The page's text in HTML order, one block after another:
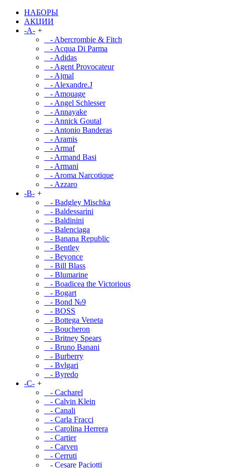
НАБОРЫ
АКЦИИ
-A- +
- Abercrombie & Fitch
- Acqua Di Parma
- Adidas
- Agent Provocateur
- Ajmal
- Alexandre.J
- Amouage
- Angel Schlesser
- Annayake
- Annick Goutal
- Antonio Banderas
- Aramis
- Armaf
- Armand Basi
- Armani
- Aroma Narcotique
- Azzaro
-B- +
- Badgley Mischka
- Baldessarini
- Baldinini
- Balenciaga
- Banana Republic
- Bentley
- Beyonce
- Bill Blass
- Blumarine
- Boadicea the Victorious
- Bogart
- Bond №9
- BOSS
- Bottega Veneta
- Boucheron
- Britney Spears
- Bruno Banani
- Burberry
- Bvlgari
- Byredo
-C- +
- Cacharel
- Calvin Klein
- Canali
- Carla Fracci
- Carolina Herrera
- Cartier
- Carven
- Cerruti
- Cesare Paciotti